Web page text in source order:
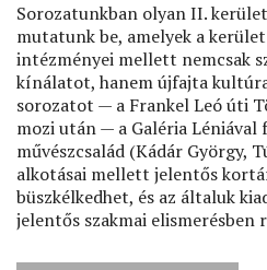
Sorozatunkban olyan II.
mutatunk be, amelyek a
intézményei mellett nemcsak
kínálatot, hanem újfajta
sorozatot — a Frankel Leó úti
mozi után — a Galéria
művészcsalád (Kádár György,
alkotásai mellett jelentős
büszkélkedhet, és az általuk
jelentős szakmai elismerésben